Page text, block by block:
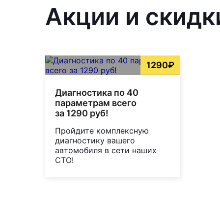
Акции и
1290₽
Диагностика по 40
параметрам всего
за 1290 руб!
Пройдите комплексную
диагностику вашего
автомобиля в сети наших
СТО!